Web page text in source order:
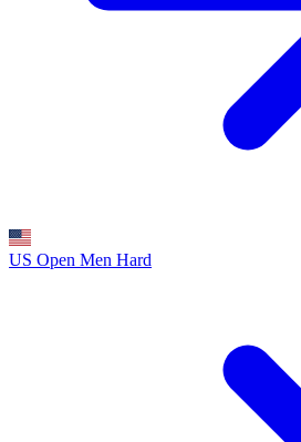
US Open Men Hard